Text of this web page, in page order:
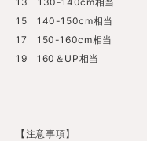
15 140-150cm相当
17 150-160cm相当
19 160＆UP相当
【注意事項】